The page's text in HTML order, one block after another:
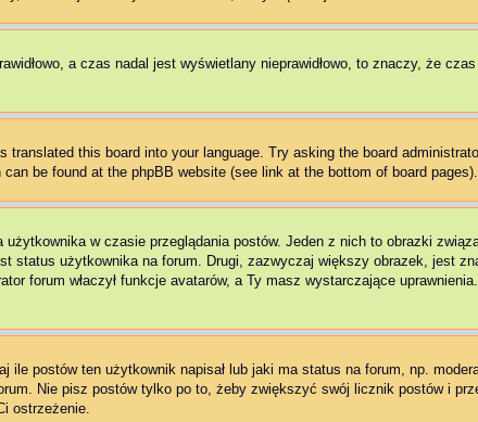
a czas nadal jest wyświetlany nieprawidłowo, to znaczy, że
translated this board into your language. Try asking the board
be found at the phpBB website (see link at the bottom of board pages).
w czasie przeglądania postów. Jeden z nich to obrazki
status użytkownika na forum. Drugi, zazwyczaj większy obrazek, jest
forum właczył funkcje avatarów, a Ty masz wystarczające
ile postów ten użytkownik napisał lub jaki ma status na forum, np.
Nie pisz postów tylko po to, żeby zwiększyć swój licznik postów i
ostrzeżenie.